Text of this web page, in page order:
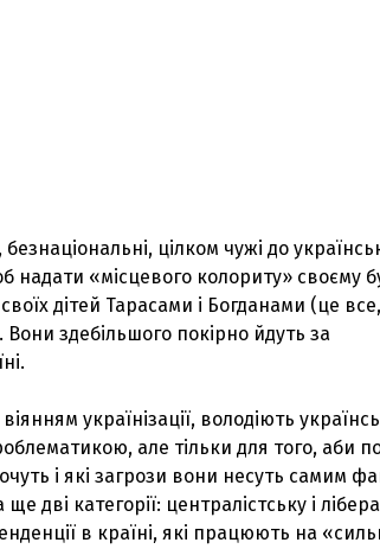
цілком чужі до
надати «місцевого колориту» своєму
дітей Тарасами і Богданами (це
здебільшого покірно йдуть за
українізації, володіють
але тільки для того, аби
і які загрози вони несуть самим
дві категорії: централістську і
в країні, які працюють на